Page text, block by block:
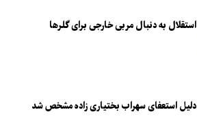
استقلال به دنبال مربی خارجی برای گلرها
دلیل استعفای سهراب بختیاری زاده مشخص شد